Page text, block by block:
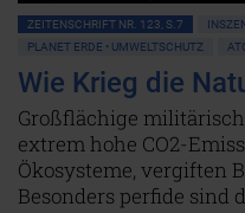
ZEITENSCHRIFT NR. 123, S.7
PLANET ERDE • UMWELTSCHUTZ
Wie Krieg die
Großflächige
extrem hohe CO2-
Ökosysteme, vergiften
Besonders perfide sind